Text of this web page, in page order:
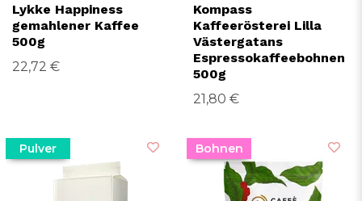
Lykke Happiness
gemahlener Kaffee
500g
22,72 €
Kompass
Kaffeerösterei Lilla
Västergatans
Espressokaffeebohnen
500g
21,80 €
Pulver Bohnen